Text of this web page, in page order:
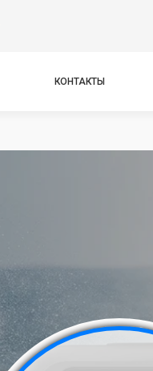
КОНТАКТЫ